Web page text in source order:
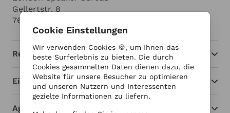
Gellertstr. 8
76185 Karlsruhe
Redner
Einblicke
Agentur
Cookie Einstellungen
Wir verwenden Cookies 🍪, um Ihnen das
beste Surferlebnis zu bieten. Die durch
Cookies gesammelten Daten dienen dazu, die
Website für unsere Besucher zu optimieren
und unseren Nutzern und Interessenten
gezielte Informationen zu liefern.